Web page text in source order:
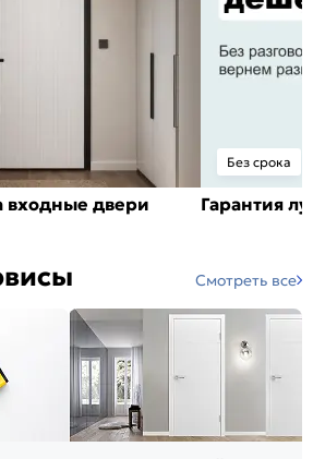
входные двери
Без срока
Гарантия
Смотреть все